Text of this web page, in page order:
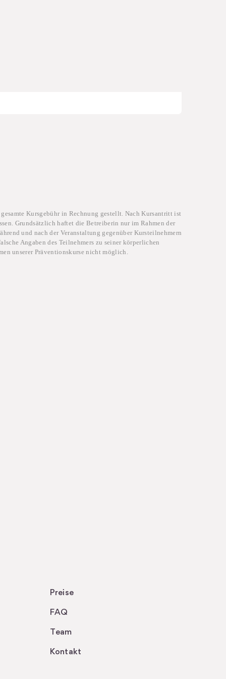
Kursgebühr in Rechnung gestellt. Nach Kursantritt ist
Grundsätzlich haftet die Betreiberin nur im Rahmen der
und nach der Veranstaltung gegenüber Kursteilnehmern
Angaben des Teilnehmers zu seiner körperlichen
unserer Präventionskurse nicht möglich.
Preise
FAQ
Team
Kontakt